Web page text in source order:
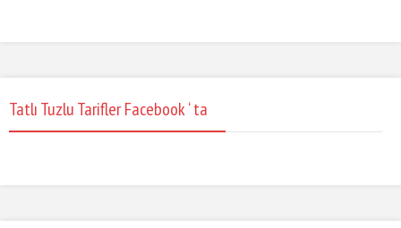
Tatlı Tuzlu Tarifler Facebook ‘ ta